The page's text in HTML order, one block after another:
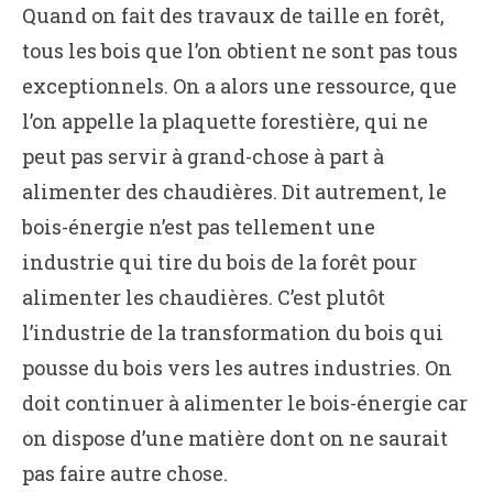
Quand on fait des travaux de taille en forêt,
tous les bois que l’on obtient ne sont pas tous
exceptionnels. On a alors une ressource, que
l’on appelle la plaquette forestière, qui ne
peut pas servir à grand-chose à part à
alimenter des chaudières. Dit autrement, le
bois-énergie n’est pas tellement une
industrie qui tire du bois de la forêt pour
alimenter les chaudières. C’est plutôt
l’industrie de la transformation du bois qui
pousse du bois vers les autres industries. On
doit continuer à alimenter le bois-énergie car
on dispose d’une matière dont on ne saurait
pas faire autre chose.